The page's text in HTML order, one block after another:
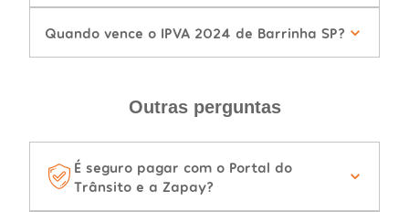
Quando vence o IPVA 2024 de Barrinha SP?
Outras perguntas
É seguro pagar com o Portal do
Trânsito e a Zapay?